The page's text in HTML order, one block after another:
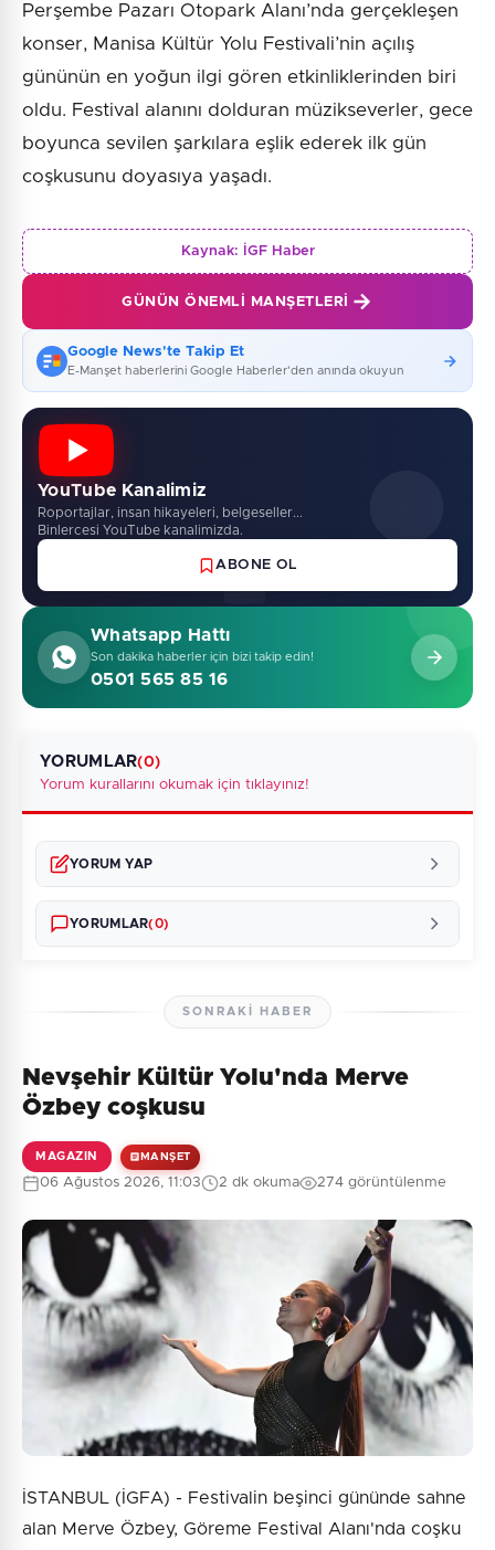
Perşembe Pazarı Otopark Alanı’nda gerçekleşen
konser, Manisa Kültür Yolu Festivali’nin açılış
gününün en yoğun ilgi gören etkinliklerinden biri
oldu. Festival alanını dolduran müzikseverler, gece
boyunca sevilen şarkılara eşlik ederek ilk gün
coşkusunu doyasıya yaşadı.
Kaynak: İGF Haber
GÜNÜN ÖNEMLI MANŞETLERI
Google News'te Takip Et
E-Manşet haberlerini Google Haberler'den anında okuyun
YouTube Kanalimiz
Roportajlar, insan hikayeleri, belgeseller...
Binlercesi YouTube kanalimizda.
ABONE OL
Whatsapp Hattı
Son dakika haberler için bizi takip edin!
0501 565 85 16
YORUMLAR(0)
Yorum kurallarını okumak için tıklayınız!
YORUM YAP
Güvenlik Sorusu:
YORUMLAR(0)
Henüz yorum yapılmamış. İlk yorumu siz yapın!
SONRAKI HABER
Nevşehir Kültür Yolu'nda Merve
Özbey coşkusu
MAGAZIN MANŞET
06 Ağustos 2026, 11:03 2 dk okuma 274 görüntülenme
İSTANBUL (İGFA) - Festivalin beşinci gününde sahne
alan Merve Özbey, Göreme Festival Alanı'nda coşku